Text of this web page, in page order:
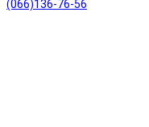
(066)136-76-56